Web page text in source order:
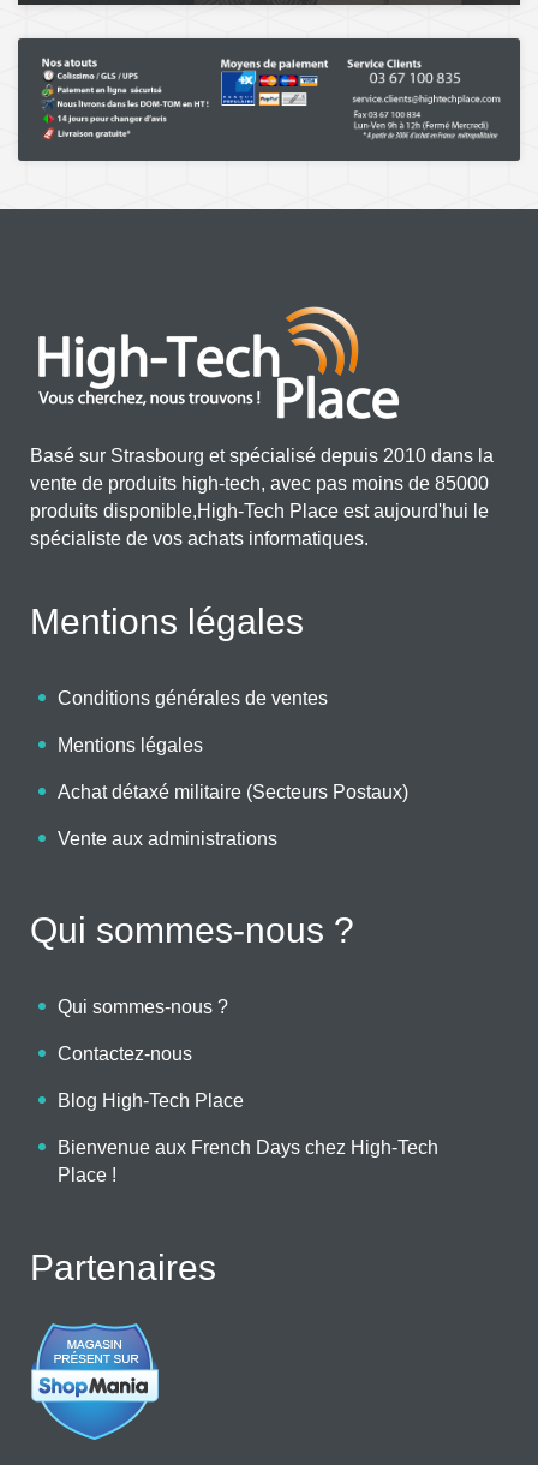
Basé sur Strasbourg et spécialisé depuis 2010 dans la
vente de produits high-tech, avec pas moins de 85000
produits disponible,High-Tech Place est aujourd'hui le
spécialiste de vos achats informatiques.
Mentions légales
Conditions générales de ventes
Mentions légales
Achat détaxé militaire (Secteurs Postaux)
Vente aux administrations
Qui sommes-nous ?
Qui sommes-nous ?
Contactez-nous
Blog High-Tech Place
Bienvenue aux French Days chez High-Tech
Place !
Partenaires